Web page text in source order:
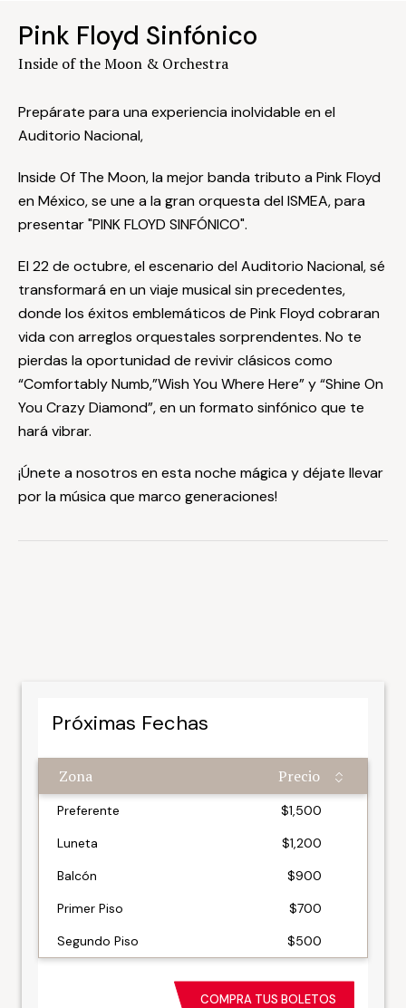
Pink Floyd Sinfónico
Inside of the Moon & Orchestra
Prepárate para una experiencia inolvidable en el
Auditorio Nacional,
Inside Of The Moon, la mejor banda tributo a Pink Floyd
en México, se une a la gran orquesta del ISMEA, para
presentar "PINK FLOYD SINFÓNICO".
El 22 de octubre, el escenario del Auditorio Nacional, sé
transformará en un viaje musical sin precedentes,
donde los éxitos emblemáticos de Pink Floyd cobraran
vida con arreglos orquestales sorprendentes. No te
pierdas la oportunidad de revivir clásicos como
“Comfortably Numb,”Wish You Where Here” y “Shine On
You Crazy Diamond”, en un formato sinfónico que te
hará vibrar.
¡Únete a nosotros en esta noche mágica y déjate llevar
por la música que marco generaciones!
Próximas Fechas
Zona Precio
Zona Precio
Preferente
$1,500
Luneta
$1,200
Balcón
$900
Primer Piso
$700
Segundo Piso
$500
COMPRA TUS BOLETOS